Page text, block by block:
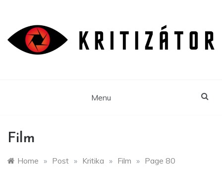
content
Menu
Film
Home » Post » Kritika » Film » Page 80